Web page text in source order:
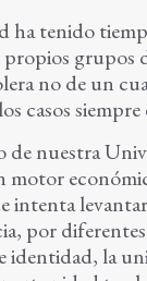
ha tenido
grupos
no de un
casos
de nuestra
motor
por
identidad, la